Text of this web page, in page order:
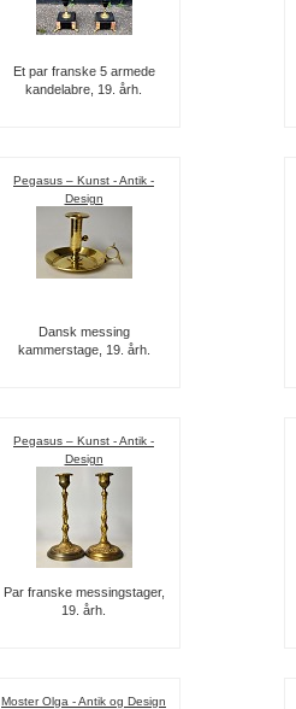
Et par franske 5 armede
kandelabre, 19. årh.
Pegasus – Kunst - Antik -
Design
Dansk messing
kammerstage, 19. årh.
Pegasus – Kunst - Antik -
Design
Par franske messingstager,
19. årh.
Moster Olga - Antik og Design